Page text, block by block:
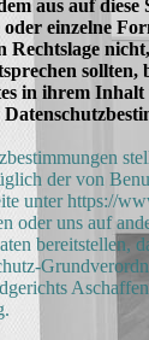
aus auf diese
einzelne
Rechtslage
sollten,
in ihrem
der von
unter https://
oder uns auf
bereitstellen,